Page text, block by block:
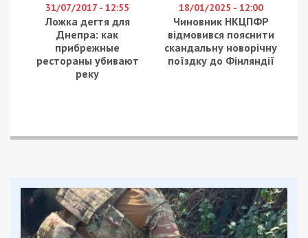
31/07/2017 - 12:55
Ложка дегтя для
Днепра: как
прибрежные
рестораны убивают
реку
18/01/2025 - 12:00
Чиновник НКЦПФР
відмовився пояснити
скандальну новорічну
поїздку до Фінляндії